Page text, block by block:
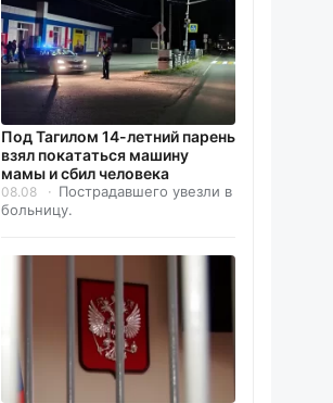
Под Тагилом 14-летний парень
взял покататься машину
мамы и сбил человека
08.08
Пострадавшего увезли в
больницу.